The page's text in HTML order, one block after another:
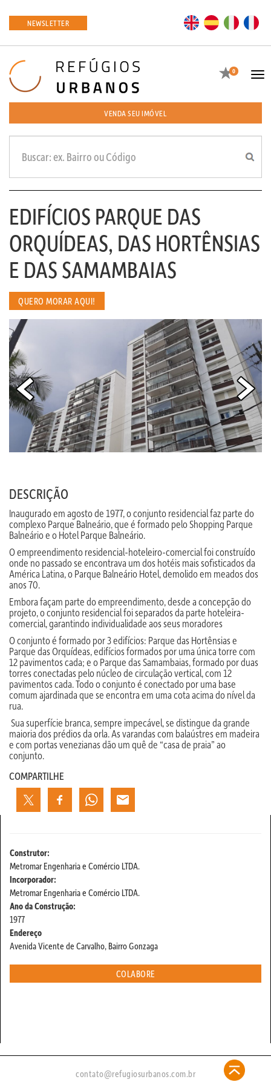
NEWSLETTER EN ES
Favoritos
0
VENDA SEU IMÓVEL
EDIFÍCIOS PARQUE DAS
ORQUÍDEAS, DAS HORTÊNSIAS
E DAS SAMAMBAIAS
QUERO MORAR AQUI!
DESCRIÇÃO
Inaugurado em agosto de 1977, o conjunto residencial faz parte do
complexo Parque Balneário, que é formado pelo Shopping Parque
Balneário e o Hotel Parque Balneário.
O empreendimento residencial-hoteleiro-comercial foi construído
onde no passado se encontrava um dos hotéis mais sofisticados da
América Latina, o Parque Balneário Hotel, demolido em meados dos
anos 70.
Embora façam parte do empreendimento, desde a concepção do
projeto, o conjunto residencial foi separados da parte hoteleira-
comercial, garantindo individualidade aos seus moradores
O conjunto é formado por 3 edifícios: Parque das Hortênsias e
Parque das Orquídeas, edifícios formados por uma única torre com
12 pavimentos cada; e o Parque das Samambaias, formado por duas
torres conectadas pelo núcleo de circulação vertical, com 12
pavimentos cada. Todo o conjunto é conectado por uma base
comum ajardinada que se encontra em uma cota acima do nível da
rua.
Sua superfície branca, sempre impecável, se distingue da grande
maioria dos prédios da orla. As varandas com balaústres em madeira
e com portas venezianas dão um quê de “casa de praia” ao
conjunto.
COMPARTILHE
Construtor:
Metromar Engenharia e Comércio LTDA.
Incorporador:
Metromar Engenharia e Comércio LTDA.
Ano da Construção:
1977
Endereço
Avenida Vicente de Carvalho, Bairro Gonzaga
COLABORE
contato@refugiosurbanos.com.br